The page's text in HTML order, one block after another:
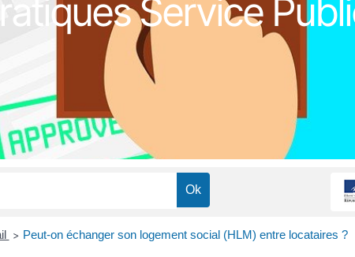
Service
> Peut-on échanger son logement social (HLM) entre locataires ?